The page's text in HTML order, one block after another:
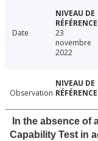
Date
23
novembre
2022
Observation
In the absence of
Capability Test in